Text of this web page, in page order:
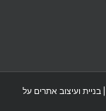
בניית ועיצוב אתרים על